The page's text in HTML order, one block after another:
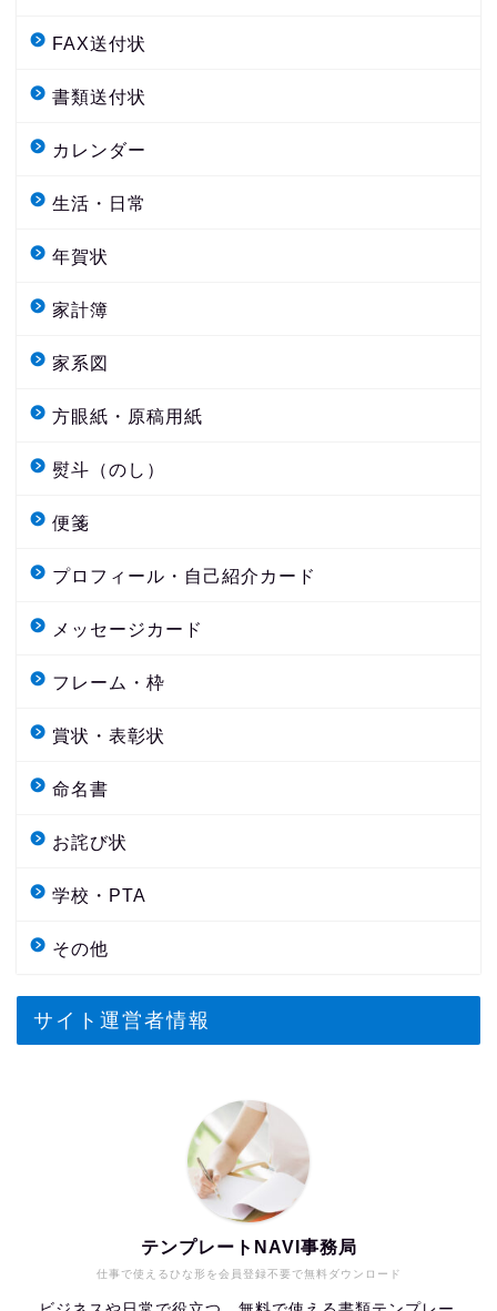
FAX送付状
書類送付状
カレンダー
生活・日常
年賀状
家計簿
家系図
方眼紙・原稿用紙
熨斗（のし）
便箋
プロフィール・自己紹介カード
メッセージカード
フレーム・枠
賞状・表彰状
命名書
お詫び状
学校・PTA
その他
サイト運営者情報
仕事で使えるひな形を会員登録不要で無料ダウンロード
テンプレートNAVI事務局